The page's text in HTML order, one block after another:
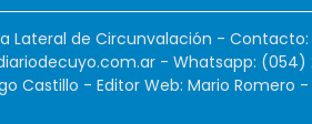
Lateral de Circunvalación - Contacto:
- Whatsapp: (054)
Castillo - Editor Web: Mario Romero -